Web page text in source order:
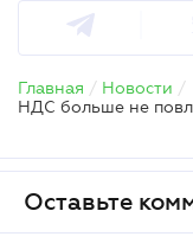
Главная / Новости /
Оставьте